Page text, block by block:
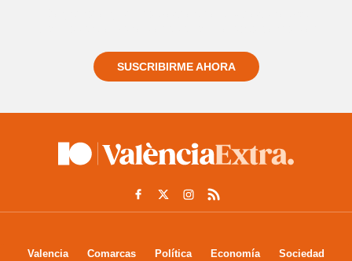
SUSCRIBIRME AHORA
Valencia Comarcas Política Economía
Sociedad